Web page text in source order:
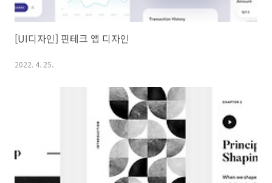
[UI디자인] 핀테크 앱 디자인
2022. 4. 25.